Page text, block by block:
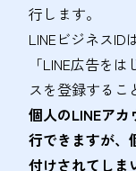
行します。
LINEビジネスID
「LINE広告を
スを登録するこ
個人のLINEア
行できますが、
付けされてしま